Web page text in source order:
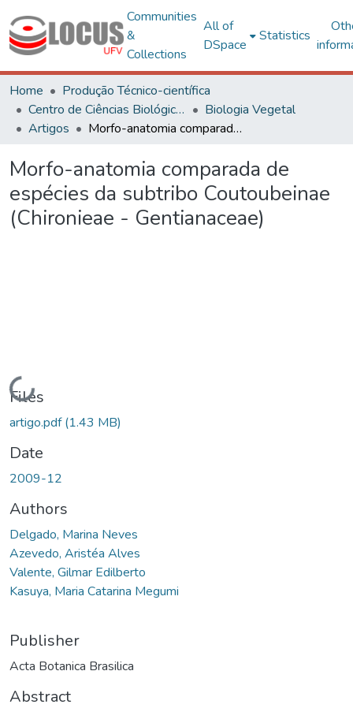
Communities
&
Collections
All of
DSpace
Statistics
Home
Produção Técnico-científica
Centro de Ciências Biológicas e da Saúde
Biologia Vegetal
Artigos
Morfo-anatomia comparada de espécies da subtribo Coutoubeinae (Chironieae - Gentianaceae)
Morfo-anatomia comparada de
espécies da subtribo Coutoubeinae
(Chironieae - Gentianaceae)
Loading...
Files
artigo.pdf(1.43 MB)
Date
2009-12
Authors
Delgado, Marina Neves
Azevedo, Aristéa Alves
Valente, Gilmar Edilberto
Kasuya, Maria Catarina Megumi
Publisher
Acta Botanica Brasilica
Abstract